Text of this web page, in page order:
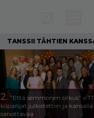
TANSSII TÄHTIEN
2. ”Että semmonen sirkus” –
kilpailijat julkistettiin ja
sanottavaa